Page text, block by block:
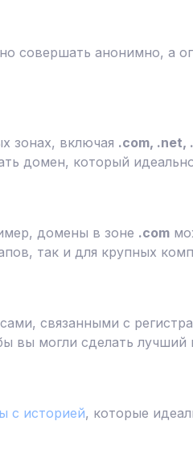
совершать анонимно, а
зонах, включая .com, .net,
домен, который
домены в зоне .com
так и для крупных
связанными с
вы могли сделать лучший
с историей, которые